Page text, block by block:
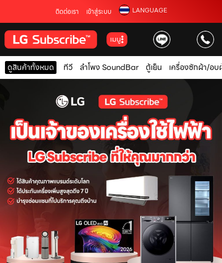
ติดต่อเรา เข้าสู่ระบบ LANGUAGE
เมนู
ดูสินค้าทั้งหมด ทีวี ลำโพง SoundBar ตู้เย็น เครื่องซักผ้า/อบ